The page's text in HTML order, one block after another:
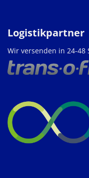
Logistikpartner
Wir versenden in 24-